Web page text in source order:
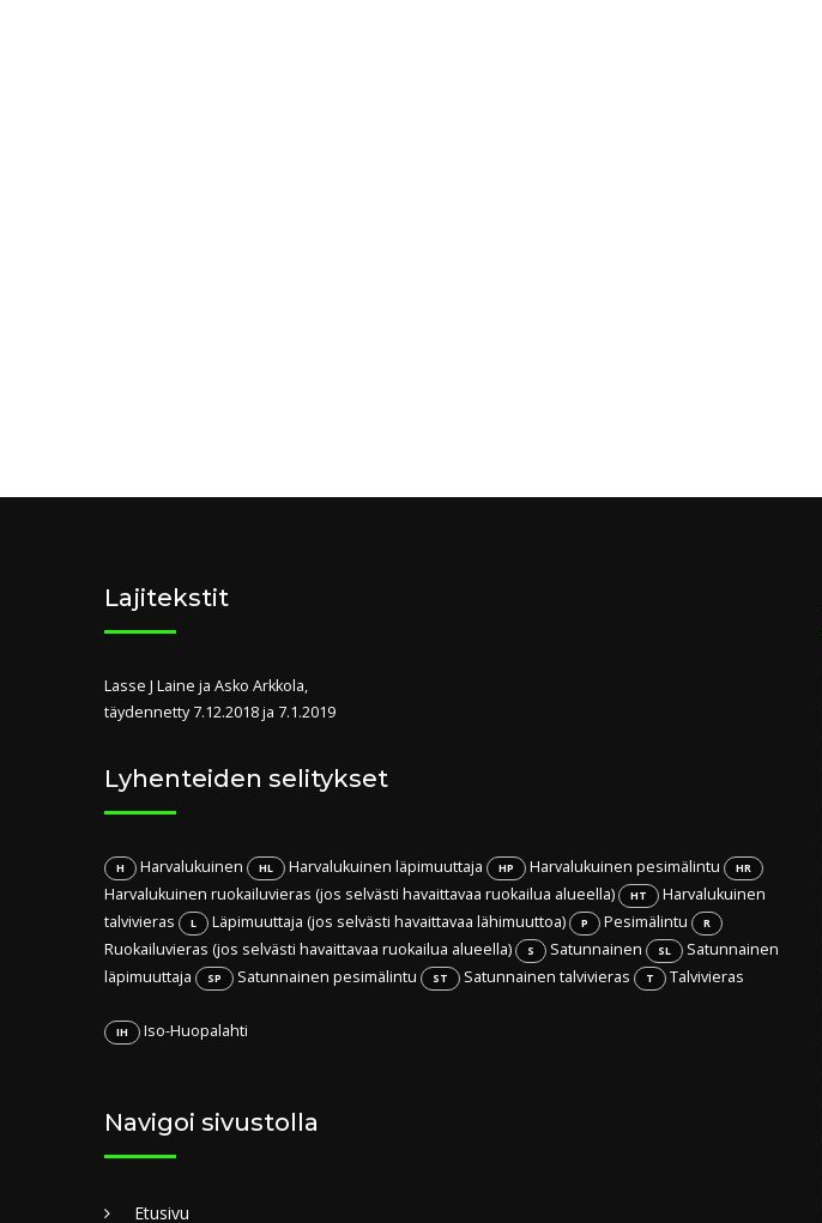
Lajitekstit
Lasse J Laine ja Asko Arkkola,
täydennetty 7.12.2018 ja 7.1.2019
Lyhenteiden selitykset
H Harvalukuinen HL Harvalukuinen läpimuuttaja HP Harvalukuinen pesimälintu HR
Harvalukuinen ruokailuvieras (jos selvästi havaittavaa ruokailua alueella) HT
Harvalukuinen
talvivieras
L Läpimuuttaja (jos selvästi havaittavaa lähimuuttoa) P Pesimälintu R
Ruokailuvieras (jos selvästi havaittavaa ruokailua alueella) S Satunnainen SL
Satunnainen
läpimuuttaja
SP Satunnainen pesimälintu ST Satunnainen talvivieras T Talvivieras
IH Iso-Huopalahti
Navigoi sivustolla
Etusivu